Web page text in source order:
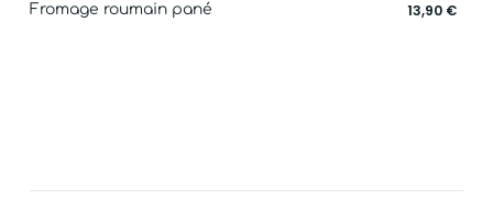
Fromage roumain pané 13,90 €